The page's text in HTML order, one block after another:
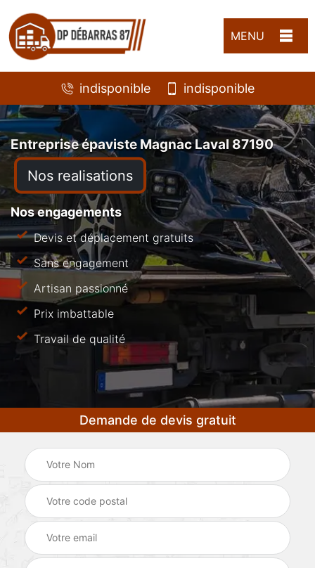
MENU
indisponible indisponible
Entreprise épaviste Magnac Laval 87190
Nos realisations
Nos engagements
Devis et déplacement gratuits
Sans engagement
Artisan passionné
Prix imbattable
Travail de qualité
Demande de devis gratuit